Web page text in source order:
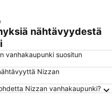
nähtävyydestä
vanhakaupunki suositun
Nizzan
Nizzan vanhakaupunki?